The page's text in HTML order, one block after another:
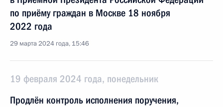
по приёму граждан в Москве 18 ноября
2022 года
29 марта 2024 года, 15:46
19 февраля 2024 года, понедельник
Продлён контроль исполнения поручения,